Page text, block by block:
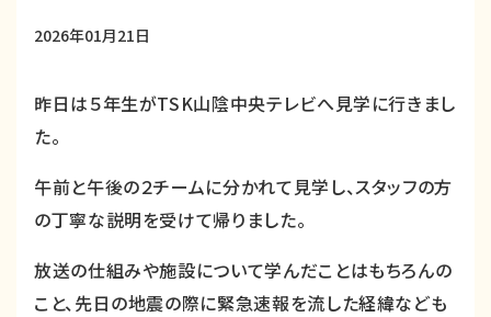
2026年01月21日
昨日は５年生がTSK山陰中央テレビへ見学に行きまし
た。
午前と午後の２チームに分かれて見学し、スタッフの方
の丁寧な説明を受けて帰りました。
放送の仕組みや施設について学んだことはもちろんの
こと、先日の地震の際に緊急速報を流した経緯なども